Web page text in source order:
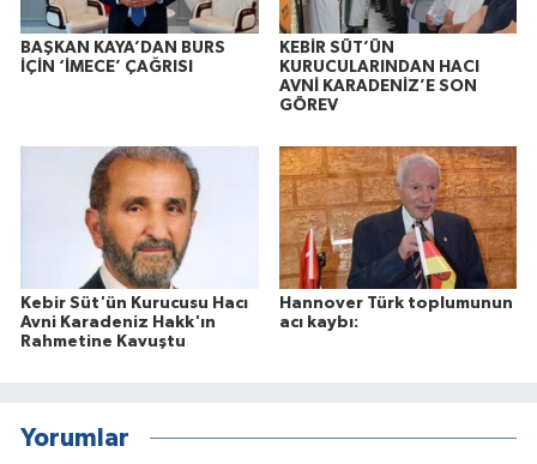
BAŞKAN KAYA’DAN BURS
İÇİN ‘İMECE’ ÇAĞRISI
KEBİR SÜT’ÜN
KURUCULARINDAN HACI
AVNİ KARADENİZ’E SON
GÖREV
Kebir Süt'ün Kurucusu Hacı
Avni Karadeniz Hakk'ın
Rahmetine Kavuştu
Hannover Türk toplumunun
acı kaybı:
Yorumlar